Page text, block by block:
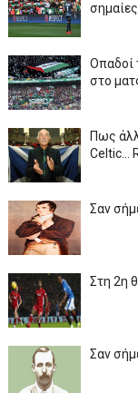
Οπαδοί
στο
Πως
Celtic...
Σαν
Στη 2η
Σαν